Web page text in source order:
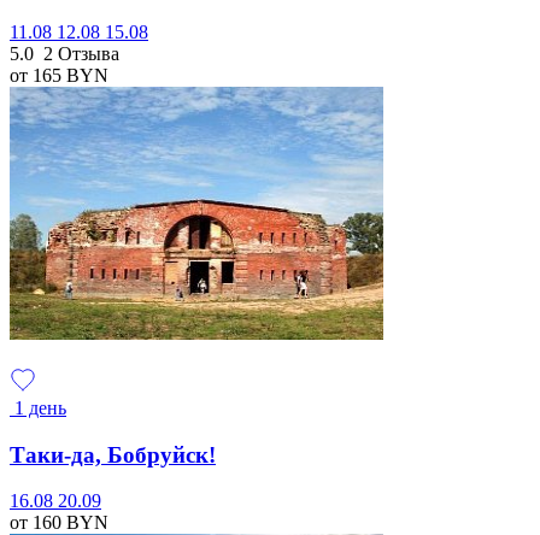
11.08 12.08 15.08
5.0 2 Отзыва
от 165 BYN
1 день
Таки-да, Бобруйск!
16.08 20.09
от 160 BYN